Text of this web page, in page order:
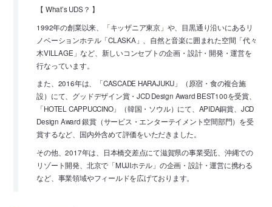
【 What’s UDS？ 】
1992年の創業以来、「キッザニア東京」や、目黒通り沿いにあるリ
ノベーションホテル「CLASKA」、自然と音楽に囲まれた空間「代々
木VILLAGE」など、新しいコンセプトの企画・設計・開発・運営を
行なっています。
また、2016年は、「CASCADE HARAJUKU」（原宿・食の複合施
設）にて、グッドデザイン賞・JCD Design Award BEST100を受賞、
「HOTEL CAPPUCCINO」（韓国・ソウル）にて、APIDA銅賞、JCD
Design Award 銀賞（サービス・エンターテイメント空間部門）を受
賞するなど、国内外含めて評価をいただきました。
その他、2017年は、日本橋交差点にて滋賀県の事業受託、沖縄での
リゾート開発、北京で「MUJIホテル」の企画・設計・運営に携わる
など、事業領域やフィールドを広げております。